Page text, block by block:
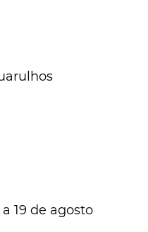
19 de agosto